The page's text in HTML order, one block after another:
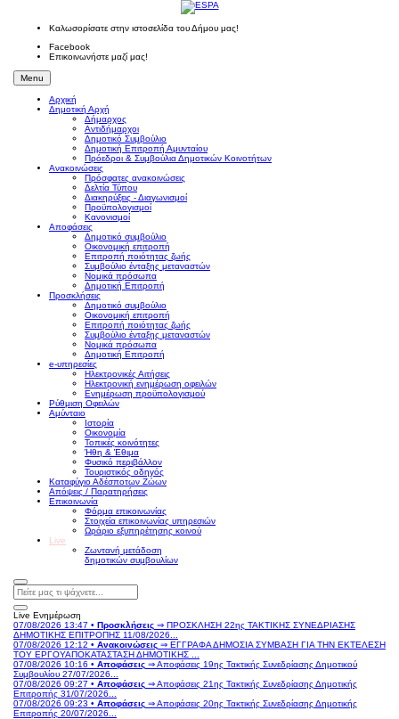
Καλωσορίσατε στην ιστοσελίδα του Δήμου μας!
Facebook
Επικοινωνήστε μαζί μας!
Menu
Αρχική
Δημοτική Αρχή
Δήμαρχος
Αντιδήμαρχοι
Δημοτικό Συμβούλιο
Δημοτική Επιτροπή Αμυνταίου
Πρόεδροι & Συμβούλια Δημοτικών Κοινοτήτων
Ανακοινώσεις
Πρόσφατες ανακοινώσεις
Δελτία Τύπου
Διακηρύξεις - Διαγωνισμοί
Προϋπολογισμοί
Κανονισμοί
Αποφάσεις
Δημοτικό συμβούλιο
Οικονομική επιτροπή
Επιτροπή ποιότητας ζωής
Συμβούλιο ένταξης μεταναστών
Νομικά πρόσωπα
Δημοτική Επιτροπή
Προσκλήσεις
Δημοτικό συμβούλιο
Οικονομική επιτροπή
Επιτροπή ποιότητας ζωής
Συμβούλιο ένταξης μεταναστών
Νομικά πρόσωπα
Δημοτική Επιτροπή
e-υπηρεσίες
Ηλεκτρονικές Αιτήσεις
Ηλεκτρονική ενημέρωση οφειλών
Ενημέρωση προϋπολογισμού
Ρύθμιση Οφειλών
Αμύνταιο
Ιστορία
Οικονομία
Τοπικές κοινότητες
Ήθη & Έθιμα
Φυσικό περιβάλλον
Τουριστικός οδηγός
Καταφύγιο Αδέσποτων Ζώων
Απόψεις / Παρατηρήσεις
Επικοινωνία
Φόρμα επικοινωνίας
Στοιχεία επικοινωνίας υπηρεσιών
Ωράριο εξυπηρέτησης κοινού
Live
Ζωντανή μετάδοση
δημοτικών συμβουλίων
Live Ενημέρωση
07/08/2026 13:47 • Προσκλήσεις ⇒ ΠΡΟΣΚΛΗΣΗ 22ης ΤΑΚΤΙΚΗΣ ΣΥΝΕΔΡΙΑΣΗΣ
ΔΗΜΟΤΙΚΗΣ ΕΠΙΤΡΟΠΗΣ 11/08/2026...
07/08/2026 12:12 • Ανακοινώσεις ⇒ ΕΓΓΡΑΦΑ ΔΗΜΟΣΙΑ ΣΥΜΒΑΣΗ ΓΙΑ ΤΗΝ ΕΚΤΕΛΕΣΗ
ΤΟΥ ΕΡΓΟΥΑΠΟΚΑΤΑΣΤΑΣΗ ΔΗΜΟΤΙΚΗΣ ...
07/08/2026 10:16 • Αποφάσεις ⇒ Αποφάσεις 19ης Τακτικής Συνεδρίασης Δημοτικού
Συμβουλίου 27/07/2026...
07/08/2026 09:27 • Αποφάσεις ⇒ Αποφάσεις 21ης Τακτικής Συνεδρίασης Δημοτικής
Επιτροπής 31/07/2026...
07/08/2026 09:23 • Αποφάσεις ⇒ Αποφάσεις 20ης Τακτικής Συνεδρίασης Δημοτικής
Επιτροπής 20/07/2026...